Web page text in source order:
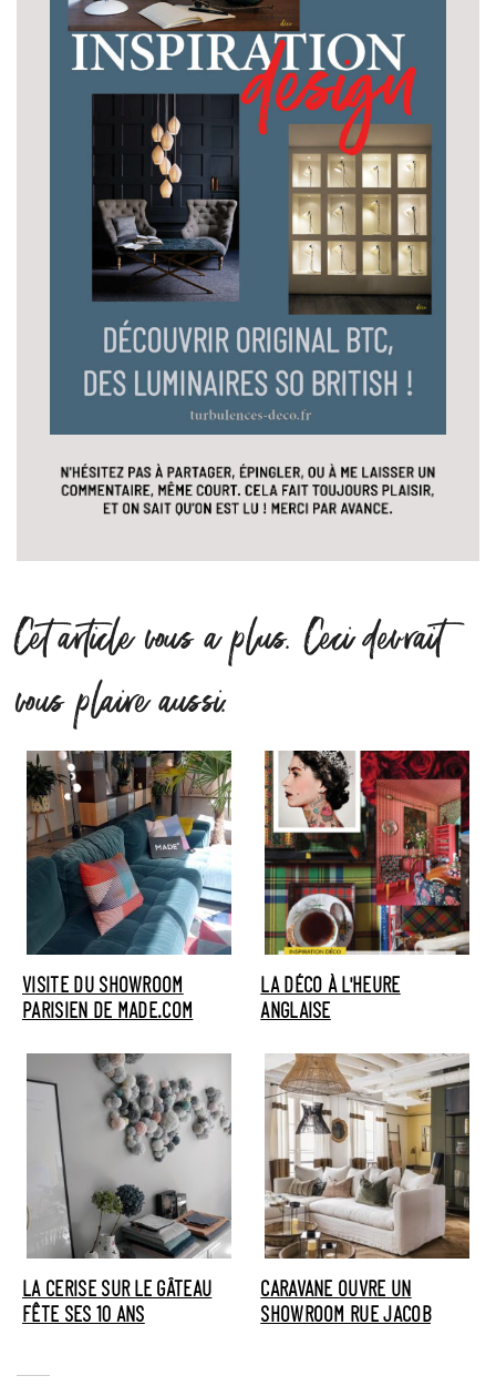
Cet article vous a plus. Ceci devrait
vous plaire aussi.
VISITE DU SHOWROOM
PARISIEN DE MADE.COM
LA DÉCO À L'HEURE
ANGLAISE
LA CERISE SUR LE GÂTEAU
FÊTE SES 10 ANS
CARAVANE OUVRE UN
SHOWROOM RUE JACOB